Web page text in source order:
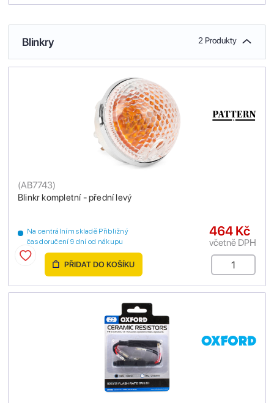
Blinkry 2 Produkty
Blinkr kompletní - přední levý
(AB7743)
Na centrálním skladě Přibližný
čas doručení 9 dní od nákupu
464 Kč
včetně DPH
PŘIDAT DO KOŠÍKU